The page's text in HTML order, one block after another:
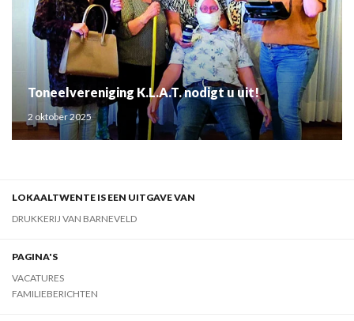
Toneelvereniging K.L.A.T. nodigt u uit!
2 oktober 2025
LOKAALTWENTE IS EEN UITGAVE VAN
DRUKKERIJ VAN BARNEVELD
PAGINA'S
VACATURES
FAMILIEBERICHTEN